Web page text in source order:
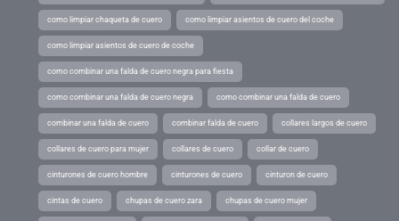
como limpiar chaqueta de cuero como limpiar asientos de cuero del coche
como limpiar asientos de cuero de coche
como combinar una falda de cuero negra para fiesta
como combinar una falda de cuero negra como combinar una falda de cuero
combinar una falda de cuero combinar falda de cuero collares largos de cuero
collares de cuero para mujer collares de cuero collar de cuero
cinturones de cuero hombre cinturones de cuero cinturon de cuero
cintas de cuero chupas de cuero zara chupas de cuero mujer